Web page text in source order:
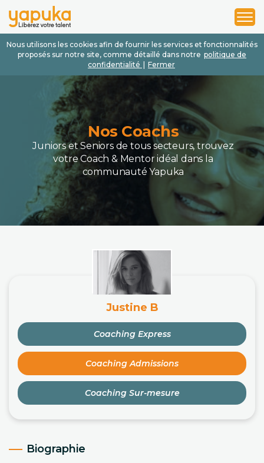
Nous utilisons les cookies afin de fournir les services et fonctionnalités
proposés sur notre site, comme détaillé dans notre politique de
confidentialité
Fermer
1
2
3
Nos Coachs
Juniors et Seniors de tous secteurs, trouvez
votre Coach & Mentor idéal dans la
communauté Yapuka
Justine B
Coaching Express
Coaching Admissions
Coaching Sur-mesure
Biographie